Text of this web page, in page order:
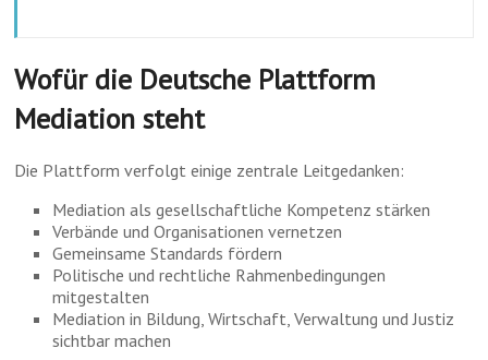
Wofür die Deutsche Plattform
Mediation steht
Die Plattform verfolgt einige zentrale Leitgedanken:
Mediation als gesellschaftliche Kompetenz stärken
Verbände und Organisationen vernetzen
Gemeinsame Standards fördern
Politische und rechtliche Rahmenbedingungen
mitgestalten
Mediation in Bildung, Wirtschaft, Verwaltung und Justiz
sichtbar machen